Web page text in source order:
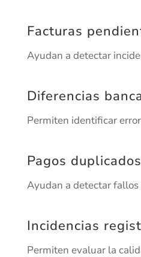
Facturas
Ayudan a detectar
Diferencias
Permiten identificar
Pagos duplicados
Ayudan a detectar
Incidencias
Permiten evaluar la